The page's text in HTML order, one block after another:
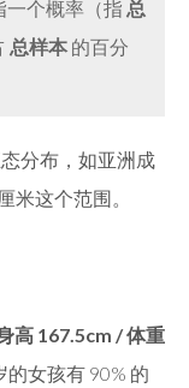
一个概率（指 总
总样本 的百分
分布，如亚洲成
米这个范围。
高 167.5cm / 体重
的女孩有 90% 的